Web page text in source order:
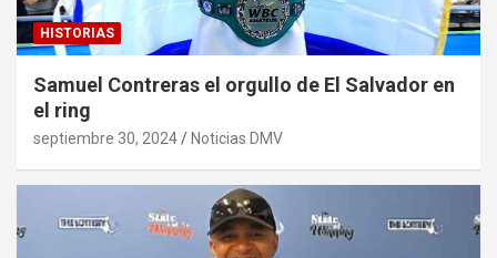
HISTORIAS
Samuel Contreras el orgullo de El Salvador en
el ring
septiembre 30, 2024 Noticias DMV